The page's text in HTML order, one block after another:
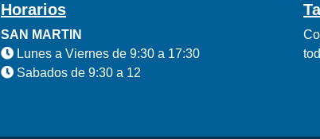
Horarios
SAN MARTIN
Lunes a Viernes de 9:30 a 17:30
Sabados de 9:30 a 12